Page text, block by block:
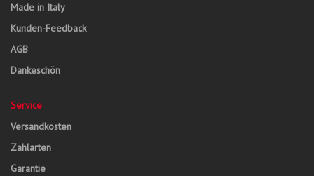
Made in Italy
Kunden-Feedback
AGB
Dankeschön
Service
Versandkosten
Zahlarten
Garantie